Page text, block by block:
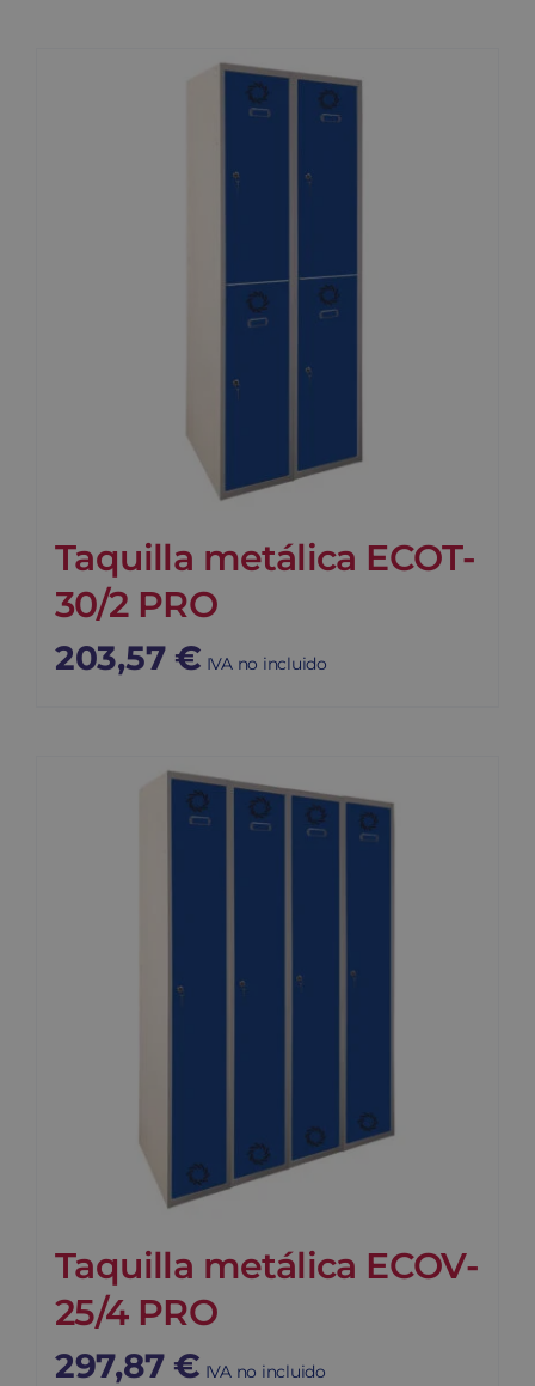
Taquilla metálica ECOT-
30/2 PRO
203,57 € IVA no incluido
Taquilla metálica ECOV-
25/4 PRO
297,87 € IVA no incluido